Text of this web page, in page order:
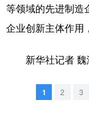
地方频道
辽宁
浙江
等领域的先进制造
企业创新主体作用
新华社记者 魏
1 2 3